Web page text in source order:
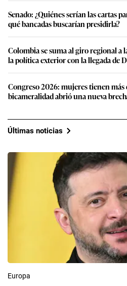
Senado: ¿Quiénes serían las cartas
qué bancadas buscarían presidirla?
Colombia se suma al giro regional a
la política exterior con la llegada de
Congreso 2026: mujeres tienen más
bicameralidad abrió una nueva
Últimas noticias
Europa